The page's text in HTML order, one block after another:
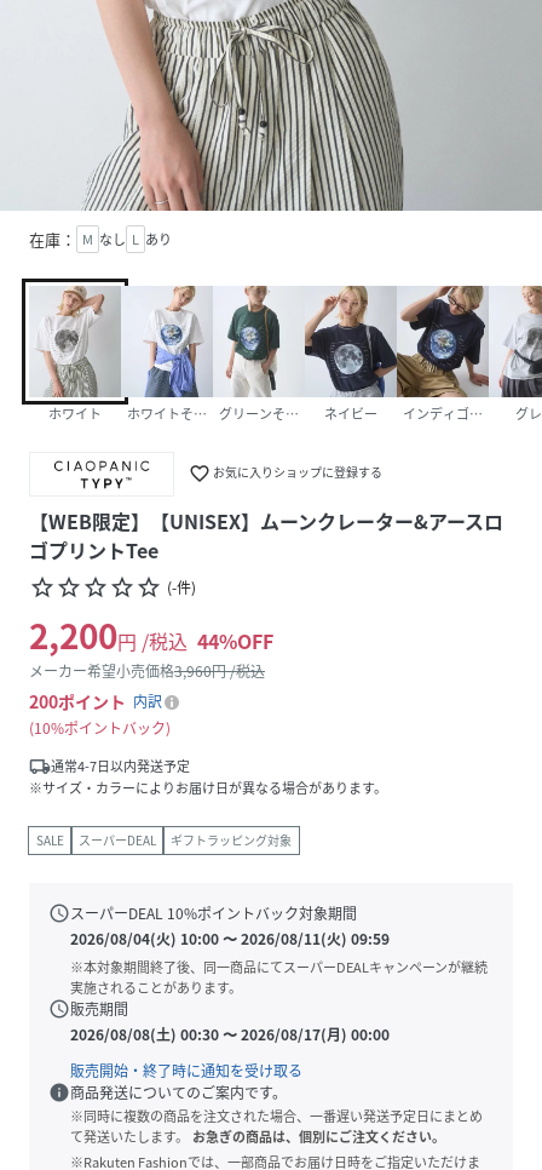
在庫： M なし L あり
ホワイト ホワイトその他1グリーンその他1 ネイビー インディゴブルー グ
favorite_border お気に入りショップに登録する
【WEB限定】【UNISEX】ムーンクレーター&アースロ
ゴプリントTee
star_borderstar_borderstar_borderstar_borderstar_border (-件)
2,200円 /税込 44%OFF
メーカー希望小売価格3,960円 /税込
200ポイント 内訳
10%ポイントバック
local_shipping通常4-7日以内発送予定
※サイズ・カラーによりお届け日が異なる場合があります。
SALE スーパーDEAL ギフトラッピング対象
scheduleスーパーDEAL 10%ポイントバック対象期間
2026/08/04(火) 10:00〜2026/08/11(火) 09:59
※本対象期間終了後、同一商品にてスーパーDEALキャンペーンが継続
実施されることがあります。
schedule販売期間
2026/08/08(土) 00:30〜2026/08/17(月) 00:00
販売開始・終了時に通知を受け取る
info商品発送についてのご案内です。
※同時に複数の商品を注文された場合、一番遅い発送予定日にまとめ
て発送いたします。
お急ぎの商品は、個別にご注文ください。
※Rakuten Fashionでは、一部商品でお届け日時をご指定いただけま